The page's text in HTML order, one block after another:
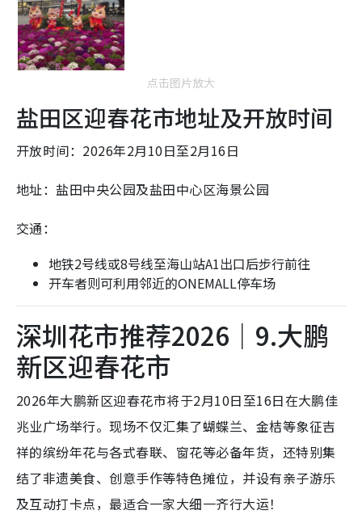
点击图片放大
盐田区迎春花市地址及开放时间
开放时间：2026年2月10日至2月16日
地址：盐田中央公园及盐田中心区海景公园
交通：
地铁2号线或8号线至海山站A1出口后步行前往
开车者则可利用邻近的ONEMALL停车场
深圳花市推荐2026｜9.大鹏
新区迎春花市
2026年大鹏新区迎春花市将于2月10日至16日在大鹏佳
兆业广场举行。现场不仅汇集了蝴蝶兰、金桔等象征吉
祥的缤纷年花与各式春联、窗花等必备年货，还特别集
结了非遗美食、创意手作等特色摊位，并设有亲子游乐
及互动打卡点，最适合一家大细一齐行大运！